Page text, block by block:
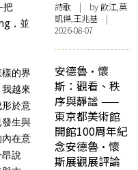
把
，並
的界
越來
於意
生與
在意
說
詩歌 | by 飲江,莫
凱傑,王兆基 |
2026-08-07
安德魯·懷
斯：觀看、秩
序與靜謐 ——
東京都美術館
開館100周年紀
念安德魯·懷
斯展觀展評論